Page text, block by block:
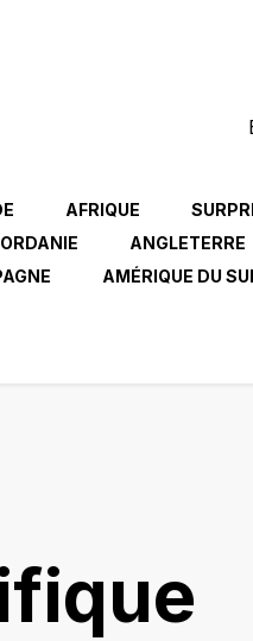
AFRIQUE
ANGLETERRE
AMÉRIQUE DU